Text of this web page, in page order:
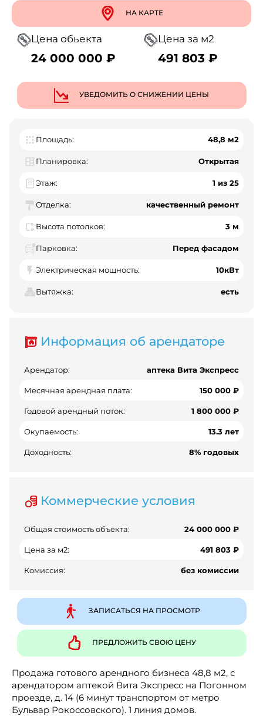
НА КАРТЕ
Цена обьекта
24 000 000 ₽
Цена за м2
491 803 ₽
УВЕДОМИТЬ О СНИЖЕНИИ ЦЕНЫ
Площадь: 48,8 м2
Планировка: Открытая
Этаж: 1 из 25
Отделка: качественный ремонт
Высота потолков: 3 м
Парковка: Перед фасадом
Электрическая мощность: 10кВт
Вытяжка: есть
Информация об арендаторе
Арендатор: аптека Вита Экспресс
Месячная арендная плата: 150 000 ₽
Годовой арендный поток: 1 800 000 ₽
Окупаемость: 13.3 лет
Доходность: 8% годовых
Коммерческие условия
Общая стоимость объекта: 24 000 000 ₽
Цена за м2: 491 803 ₽
Комиссия: без комиссии
ЗАПИСАТЬСЯ НА ПРОСМОТР
ПРЕДЛОЖИТЬ СВОЮ ЦЕНУ
Продажа готового арендного бизнеса 48,8 м2, с
арендатором аптекой Вита Экспресс на Погонном
проезде, д. 14 (6 минут транспортом от метро
Бульвар Рокоссовского). 1 линия домов.